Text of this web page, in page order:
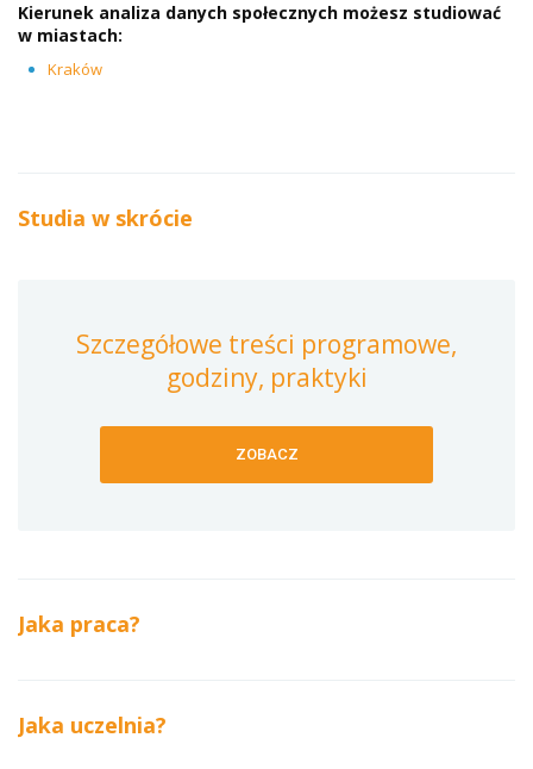
Kierunek analiza danych społecznych możesz studiować
w miastach:
Kraków
Studia w skrócie
Szczegółowe treści programowe,
godziny, praktyki
ZOBACZ
Jaka praca?
Jaka uczelnia?